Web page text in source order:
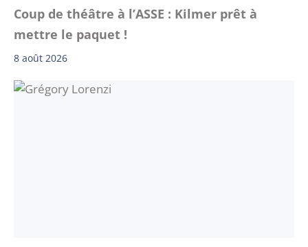
Coup de théâtre à l’ASSE : Kilmer prêt à
mettre le paquet !
8 août 2026